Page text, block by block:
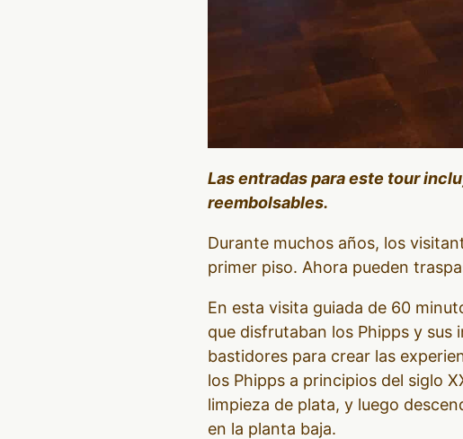
Las entradas para este tour
reembolsables.
Durante muchos años, los
primer piso. Ahora pueden
En esta visita guiada de 60
que disfrutaban los Phipps y sus
bastidores para crear las
los Phipps a principios del siglo
limpieza de plata, y luego
en la planta baja.